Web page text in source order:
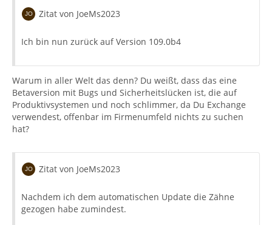
Zitat von JoeMs2023
Ich bin nun zurück auf Version 109.0b4
Warum in aller Welt das denn? Du weißt, dass das eine
Betaversion mit Bugs und Sicherheitslücken ist, die auf
Produktivsystemen und noch schlimmer, da Du Exchange
verwendest, offenbar im Firmenumfeld nichts zu suchen
hat?
Zitat von JoeMs2023
Nachdem ich dem automatischen Update die Zähne
gezogen habe zumindest.